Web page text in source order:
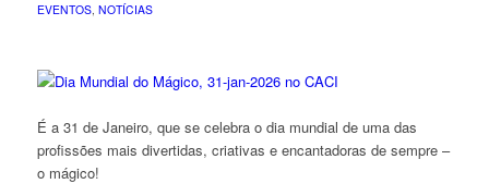
EVENTOS, NOTÍCIAS
É a 31 de Janeiro, que se celebra o dia mundial de uma das
profissões mais divertidas, criativas e encantadoras de sempre –
o mágico!